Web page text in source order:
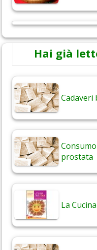
Hai già
Cadaveri
prostata
La